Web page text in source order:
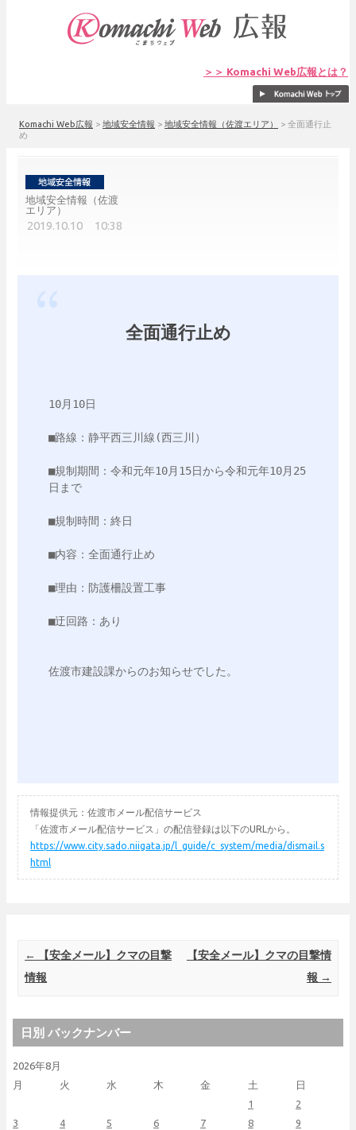
＞＞ Komachi Web広報とは？
Komachi Web広報 > 地域安全情報 > 地域安全情報（佐渡エリア） > 全面通行止
め
地域安全情報（佐渡
エリア）
2019.10.10 10:38
全面通行止め
10月10日
■路線：静平西三川線(西三川）
■規制期間：令和元年10月15日から令和元年10月25
日まで
■規制時間：終日
■内容：全面通行止め
■理由：防護柵設置工事
■迂回路：あり
佐渡市建設課からのお知らせでした。
情報提供元：佐渡市メール配信サービス
「佐渡市メール配信サービス」の配信登録は以下のURLから。
https://www.city.sado.niigata.jp/l_guide/c_system/media/dismail.s
html
Post navigation
←
【安全メール】クマの目撃
情報
【安全メール】クマの目撃情
報 →
日別 バックナンバー
2026年8月
月
火 水 木 金 土 日
1
2
3
4 5 6 7 8
9